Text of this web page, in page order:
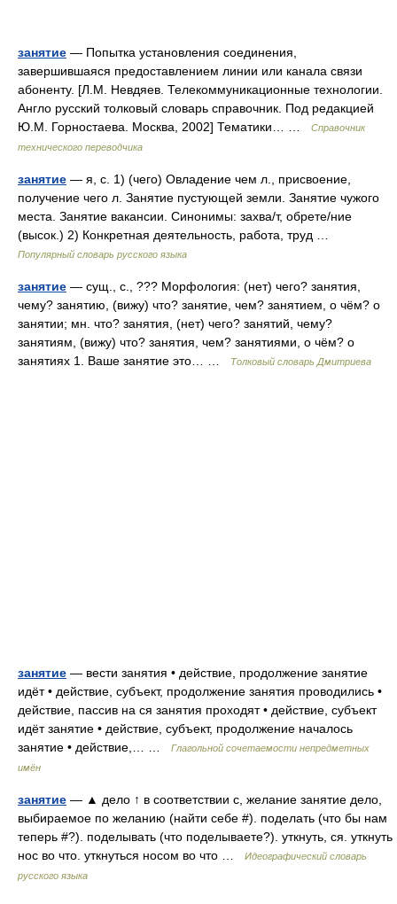
занятие — Попытка установления соединения,
завершившаяся предоставлением линии или канала связи
абоненту. [Л.М. Невдяев. Телекоммуникационные технологии.
Англо русский толковый словарь справочник. Под редакцией
Ю.М. Горностаева. Москва, 2002] Тематики… …
Справочник
технического переводчика
занятие — я, с. 1) (чего) Овладение чем л., присвоение,
получение чего л. Занятие пустующей земли. Занятие чужого
места. Занятие вакансии. Синонимы: захва/т, обрете/ние
(высок.) 2) Конкретная деятельность, работа, труд …
Популярный словарь русского языка
занятие — сущ., с., ??? Морфология: (нет) чего? занятия,
чему? занятию, (вижу) что? занятие, чем? занятием, о чём? о
занятии; мн. что? занятия, (нет) чего? занятий, чему?
занятиям, (вижу) что? занятия, чем? занятиями, о чём? о
занятиях 1. Ваше занятие это… …
Толковый словарь Дмитриева
занятие — вести занятия • действие, продолжение занятие
идёт • действие, субъект, продолжение занятия проводились •
действие, пассив на ся занятия проходят • действие, субъект
идёт занятие • действие, субъект, продолжение началось
занятие • действие,… …
Глагольной сочетаемости непредметных
имён
занятие — ▲ дело ↑ в соответствии с, желание занятие дело,
выбираемое по желанию (найти себе #). поделать (что бы нам
теперь #?). поделывать (что поделываете?). уткнуть, ся. уткнуть
нос во что. уткнуться носом во что …
Идеографический словарь
русского языка